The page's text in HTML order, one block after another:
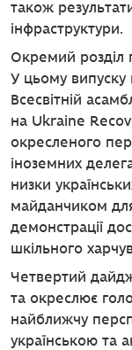
також
інфраструктури.
Окремий розділ
У цьому
Всесвітній
на Ukraine
окресленого
іноземних
низки
майданчиком
демонстрації
шкільного
Четвертий
та окреслює
найближчу
українською та